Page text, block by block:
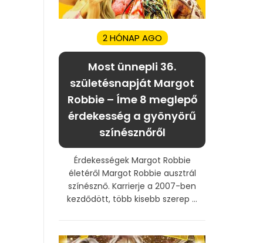
2 HÓNAP AGO
Most ünnepli 36.
születésnapját Margot
Robbie – Íme 8 meglepő
érdekesség a gyönyörű
színésznőről
Érdekességek Margot Robbie
életéről Margot Robbie ausztrál
színésznő. Karrierje a 2007-ben
kezdődött, több kisebb szerep ...